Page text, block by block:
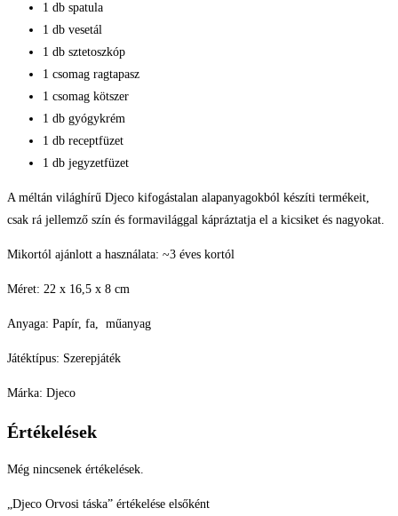
1 db spatula
1 db vesetál
1 db sztetoszkóp
1 csomag ragtapasz
1 csomag kötszer
1 db gyógykrém
1 db receptfüzet
1 db jegyzetfüzet
A méltán világhírű Djeco kifogástalan alapanyagokból készíti termékeit,
csak rá jellemző szín és formavilággal kápráztatja el a kicsiket és nagyokat.
Mikortól ajánlott a használata: ~3 éves kortól
Méret: 22 x 16,5 x 8 cm
Anyaga: Papír, fa, műanyag
Játéktípus: Szerepjáték
Márka: Djeco
Értékelések
Még nincsenek értékelések.
„Djeco Orvosi táska” értékelése elsőként